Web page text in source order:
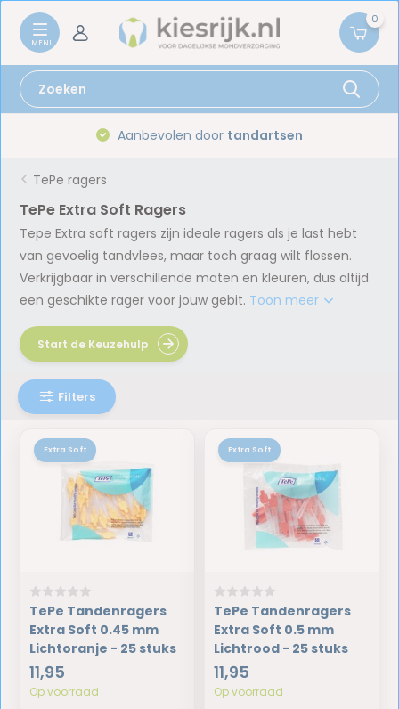
0
Gratis verzenden vanaf59,-
TePe ragers
TePe Extra Soft Ragers
Tepe Extra soft ragers zijn ideale ragers als je last hebt
van gevoelig tandvlees, maar toch graag wilt flossen.
Verkrijgbaar in verschillende maten en kleuren, dus altijd
een geschikte rager voor jouw gebit. Toon meer
Filters
Start de Keuzehulp
Extra Soft
TePe Tandenragers
Extra Soft 0.45 mm
Lichtoranje - 25 stuks
11,95
Op voorraad
Extra Soft
TePe Tandenragers
Extra Soft 0.5 mm
Lichtrood - 25 stuks
11,95
Op voorraad